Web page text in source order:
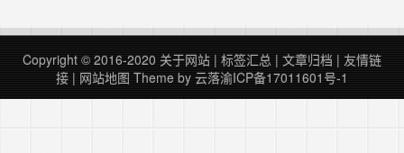
Copyright © 2016-2020 关于网站 | 标签汇总 | 文章归档 | 友情链
接 | 网站地图 Theme by 云落渝ICP备17011601号-1